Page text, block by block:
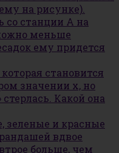
на рисунке).
со станции А на
меньше
ему придется
становится
значении х, но
Какой она
зеленые и красные
вдвое
больше, чем